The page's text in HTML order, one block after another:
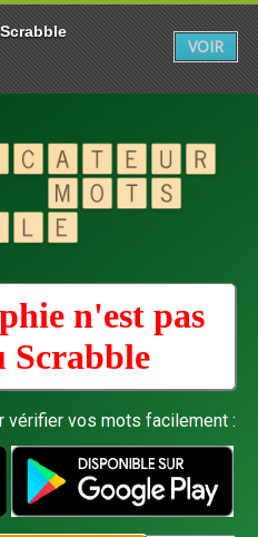
n'est pas
Scrabble
vérifier vos mots facilement :
VOIR